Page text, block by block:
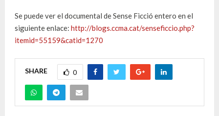
Se puede ver el documental de Sense Ficció entero en el
siguiente enlace: http://blogs.ccma.cat/senseficcio.php?
itemid=55159&catid=1270
SHARE 0